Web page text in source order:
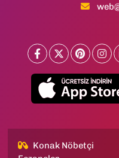
Konak Nöbetçi